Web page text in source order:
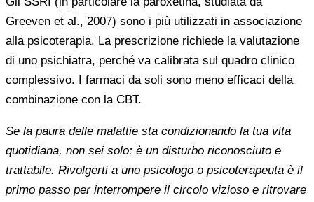
Greeven et al., 2007) sono i più utilizzati in associazione
alla psicoterapia. La prescrizione richiede la valutazione
di uno psichiatra, perché va calibrata sul quadro clinico
complessivo. I farmaci da soli sono meno efficaci della
combinazione con la CBT.
Se la paura delle malattie sta condizionando la tua vita
quotidiana, non sei solo: è un disturbo riconosciuto e
trattabile. Rivolgerti a uno psicologo o psicoterapeuta è il
primo passo per interrompere il circolo vizioso e ritrovare